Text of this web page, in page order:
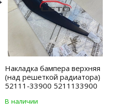
Накладка бамперa верхняя
(над решеткой радиатора)
52111-33900 5211133900
В наличии